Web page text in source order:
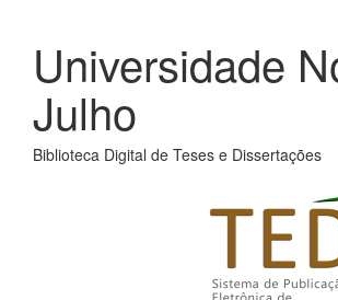
Universidade
Julho
Biblioteca Digital de Teses e Dissertações